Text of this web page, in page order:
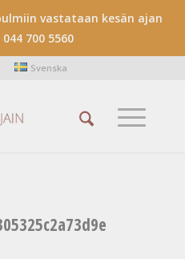
vastataan kesän ajan
700 5560
Svenska